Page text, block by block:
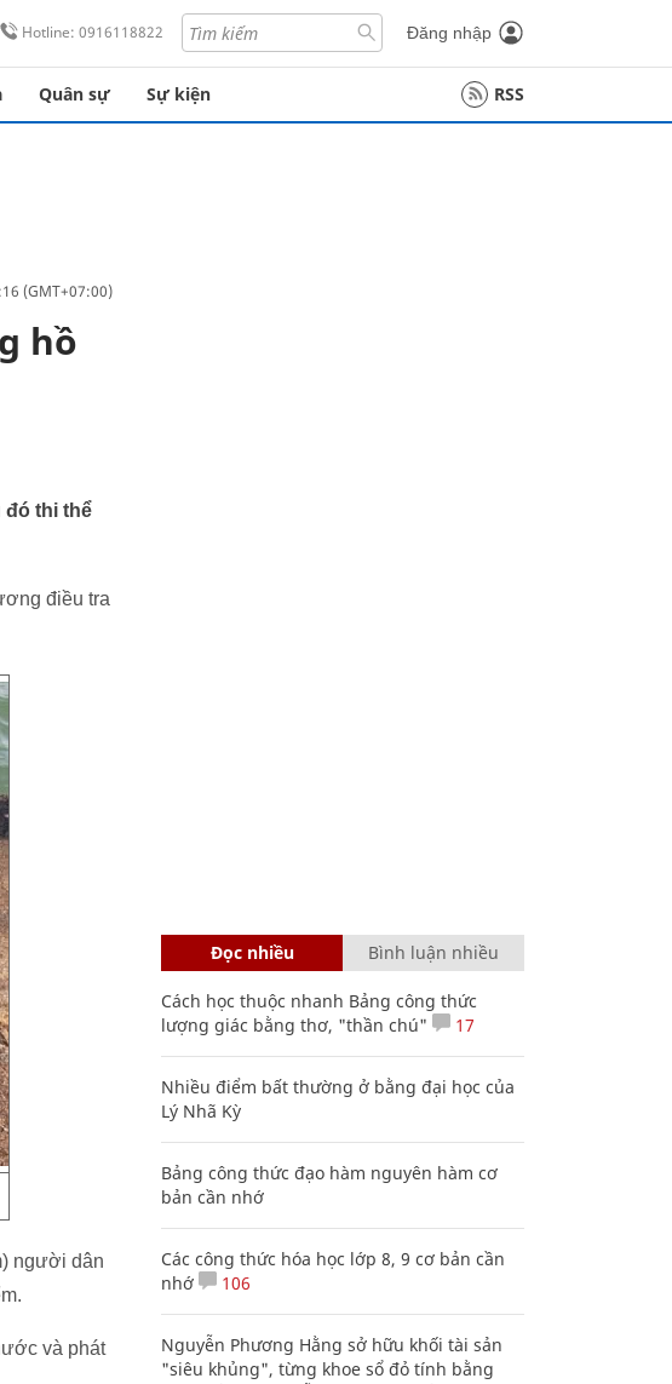
Hotline: 0916118822 Đăng nhập
Quân sự Sự kiện RSS
(GMT+07:00)
hồ
đó thi thể
điều tra
người dân
và phát
Đọc nhiều Bình luận nhiều
Cách học thuộc nhanh Bảng công thức
lượng giác bằng thơ, "thần chú"
17
Nhiều điểm bất thường ở bằng đại học của
Lý Nhã Kỳ
Bảng công thức đạo hàm nguyên hàm cơ
bản cần nhớ
Các công thức hóa học lớp 8, 9 cơ bản cần
nhớ
106
Nguyễn Phương Hằng sở hữu khối tài sản
"siêu khủng", từng khoe sổ đỏ tính bằng